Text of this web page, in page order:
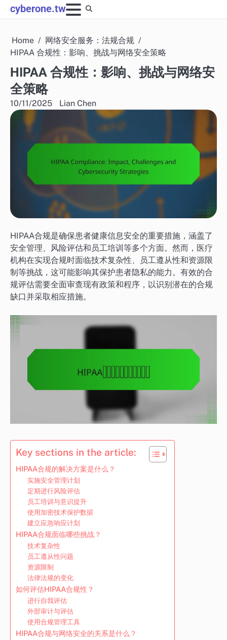
Skip
to
cyberone.tw
Home
网络安全服务：法规合规
HIPAA 合规性：影响、挑战与网络安全策略
HIPAA 合规性：影响、挑战与网络安
全策略
10/11/2025 Lian Chen
HIPAA合规是确保患者健康信息安全的重要措施，涵盖了
安全管理、风险评估和员工培训等多个方面。然而，医疗
机构在实现合规时面临技术复杂性、员工遵从性和资源限
制等挑战，这可能影响其保护患者隐私的能力。有效的合
规评估需要全面审查现有政策和程序，以识别潜在的合规
缺口并采取相应措施。
Key sections in the article:
HIPAA合规的解决方案是什么？
实施安全管理计划
定期进行风险评估
员工培训与意识提升
使用加密技术保护数据
建立应急响应计划
HIPAA合规面临哪些挑战？
技术复杂性
员工遵从性问题
资源限制
法律法规的变化
如何评估HIPAA合规性？
进行自我评估
外部审计与评估
使用合规管理工具
HIPAA合规与网络安全的关系是什么？